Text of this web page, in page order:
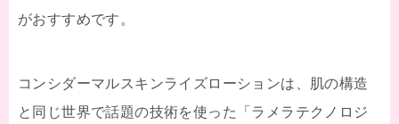
がおすすめです。
コンシダーマルスキンライズローションは、肌の構造
と同じ世界で話題の技術を使った「ラメラテクノロジ